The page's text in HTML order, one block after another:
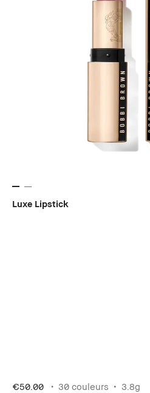
Luxe Lipstick
€50.00 30 couleurs 3.8g